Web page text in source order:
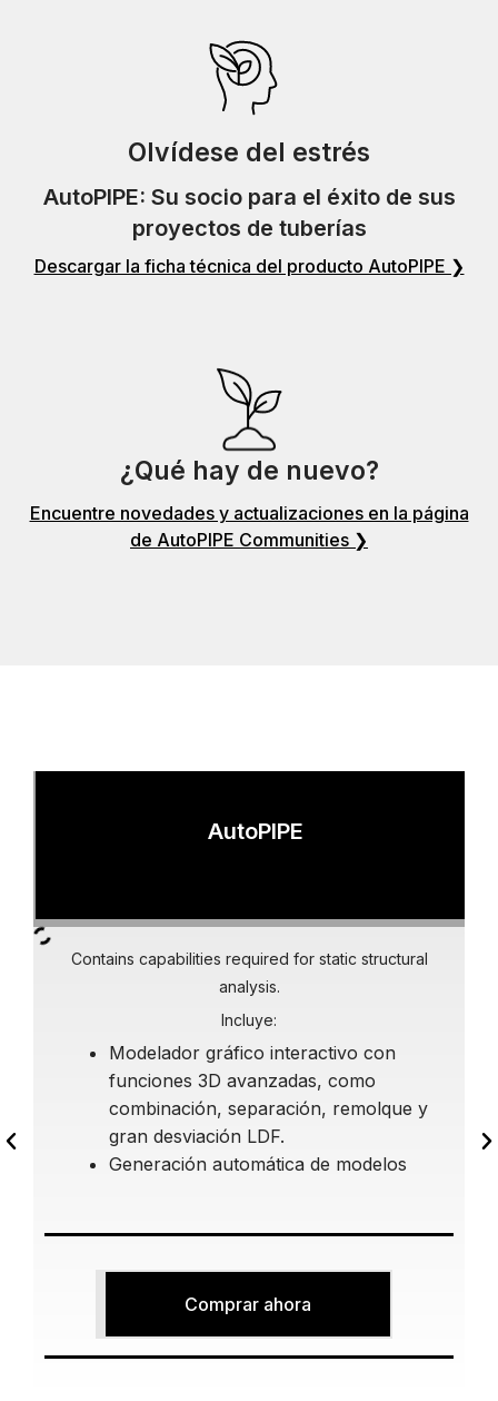
Olvídese del estrés
AutoPIPE: Su socio para el éxito de sus
proyectos de tuberías
Descargar la ficha técnica del producto AutoPIPE ❯
¿Qué hay de nuevo?
Encuentre novedades y actualizaciones en la página
de AutoPIPE Communities ❯
AutoPIPE
Contains capabilities required for static structural
analysis.
Incluye:
Modelador gráfico interactivo con
funciones 3D avanzadas, como
combinación, separación, remolque y
gran desviación LDF.
Generación automática de modelos
Comprar ahora